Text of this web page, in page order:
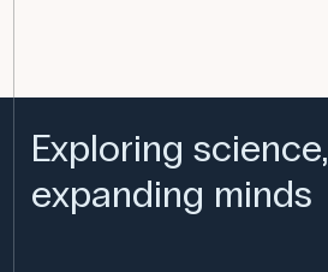
Exploring science,
expanding minds